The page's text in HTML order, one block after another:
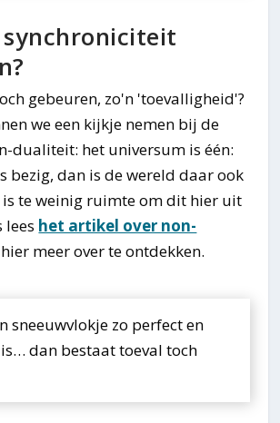
synchroniciteit
gebeuren, zo'n 'toevalligheid'?
we een kijkje nemen bij de
dualiteit: het universum is één:
bezig, dan is de wereld daar ook
is te weinig ruimte om dit hier uit
lees het artikel over non-
meer over te ontdekken.
sneeuwvlokje zo perfect en
dan bestaat toeval toch